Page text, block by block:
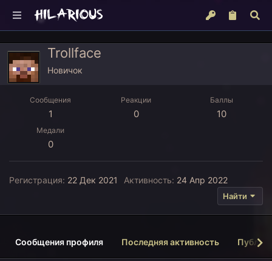
Trollface
Новичок
Сообщения
1
Реакции
0
Баллы
10
Медали
0
Регистрация 22 Дек 2021 Активность 24 Апр 2022
Найти
Сообщения профиля Последняя активность